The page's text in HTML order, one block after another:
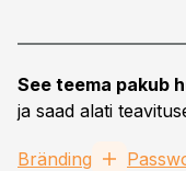
See teema pakub
ja saad alati
Bränding